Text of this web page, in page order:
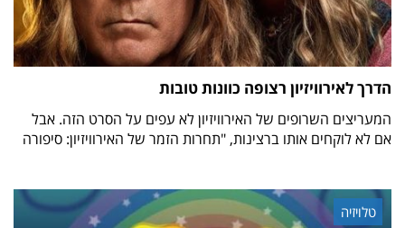
הדרך לאירוויזיון רצופה כוונות טובות
המעריצים השרופים של האירוויזיון לא עפים על הסרט הזה. אבל
אם לא לוקחים אותו ברצינות, "תחרות הזמר של האירוויזיון: סיפורה
טלויזיה